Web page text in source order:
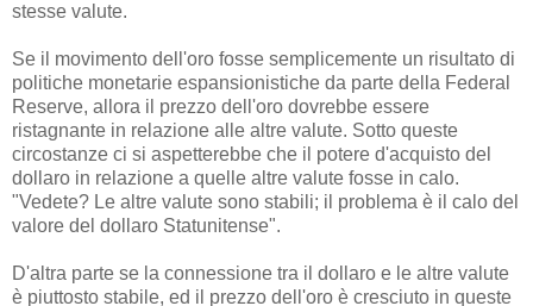
stesse valute.
Se il movimento dell'oro fosse semplicemente un risultato di
politiche monetarie espansionistiche da parte della Federal
Reserve, allora il prezzo dell'oro dovrebbe essere
ristagnante in relazione alle altre valute. Sotto queste
circostanze ci si aspetterebbe che il potere d'acquisto del
dollaro in relazione a quelle altre valute fosse in calo.
"Vedete? Le altre valute sono stabili; il problema è il calo del
valore del dollaro Statunitense".
D'altra parte se la connessione tra il dollaro e le altre valute
è piuttosto stabile, ed il prezzo dell'oro è cresciuto in queste